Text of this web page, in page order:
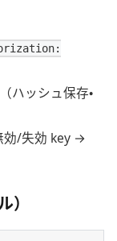
ハッシュ保存・
効/失効 key →